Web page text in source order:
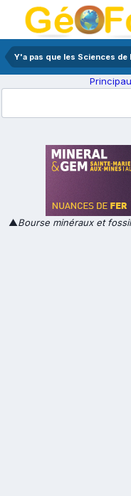
Y'a pas que les Sciences de
▲Bourse minéraux et